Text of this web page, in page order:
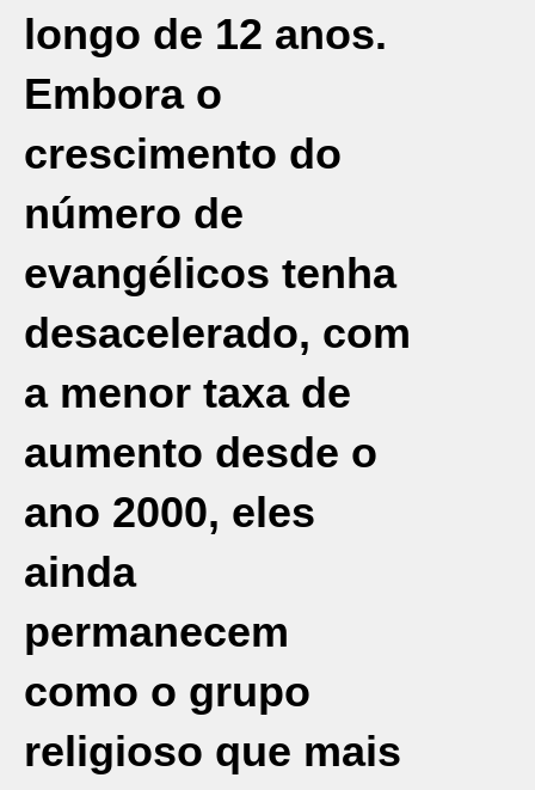
longo de 12 anos.
Embora o
crescimento do
número de
evangélicos tenha
desacelerado, com
a menor taxa de
aumento desde o
ano 2000, eles
ainda
permanecem
como o grupo
religioso que mais